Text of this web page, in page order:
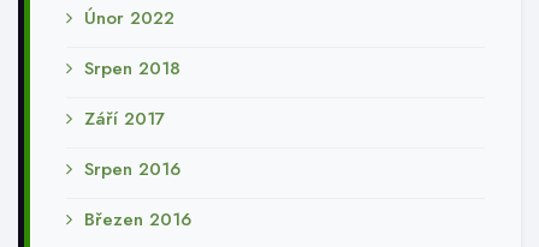
Únor 2022
Srpen 2018
Září 2017
Srpen 2016
Březen 2016